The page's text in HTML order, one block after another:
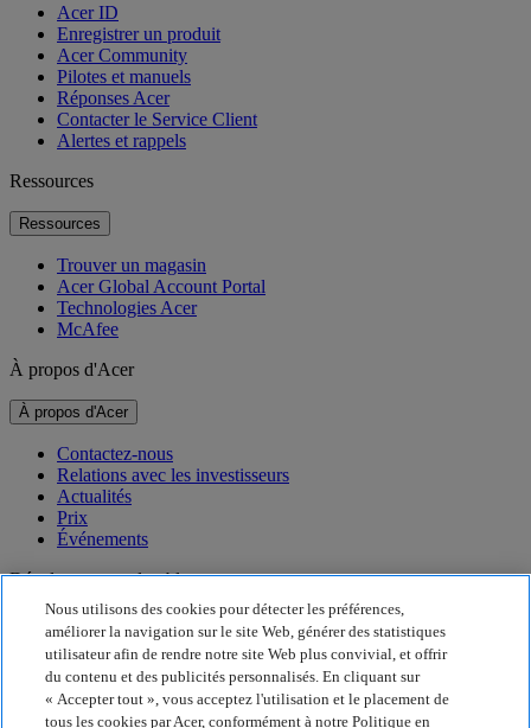
Acer ID
Enregistrer un produit
Acer Community
Pilotes et manuels
Réponses Acer
Contacter le Service Client
Alertes et rappels
Ressources
Ressources
Trouver un magasin
Acer Global Account Portal
Technologies Acer
McAfee
À propos d'Acer
À propos d'Acer
Contactez-nous
Relations avec les investisseurs
Actualités
Prix
Événements
Développement durable
Responsabilité sociale de l'entreprise
Empreinte carbone du produit
Project Humanity
Nous utilisons des cookies pour détecter les préférences,
améliorer la navigation sur le site Web, générer des statistiques
utilisateur afin de rendre notre site Web plus convivial, et offrir
du contenu et des publicités personnalisés. En cliquant sur
« Accepter tout », vous acceptez l'utilisation et le placement de
tous les cookies par Acer, conformément à notre Politique en